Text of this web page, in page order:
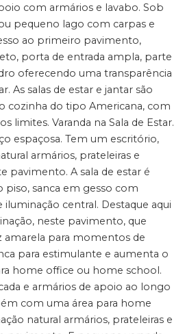
com armários e lavabo. Sob
pequeno lago com carpas e
ao primeiro pavimento,
porta de entrada ampla, parte
oferecendo uma transparência
As salas de estar e jantar são
cozinha do tipo Americana, com
limites. Varanda na Sala de Estar.
espaçosa. Tem um escritório,
armários, prateleiras e
pavimento. A sala de estar é
sanca em gesso com
central. Destaque aqui
neste pavimento, que
amarela para momentos de
para estimulante e aumenta o
home office ou home school.
e armários de apoio ao longo
com uma área para home
natural armários, prateleiras e